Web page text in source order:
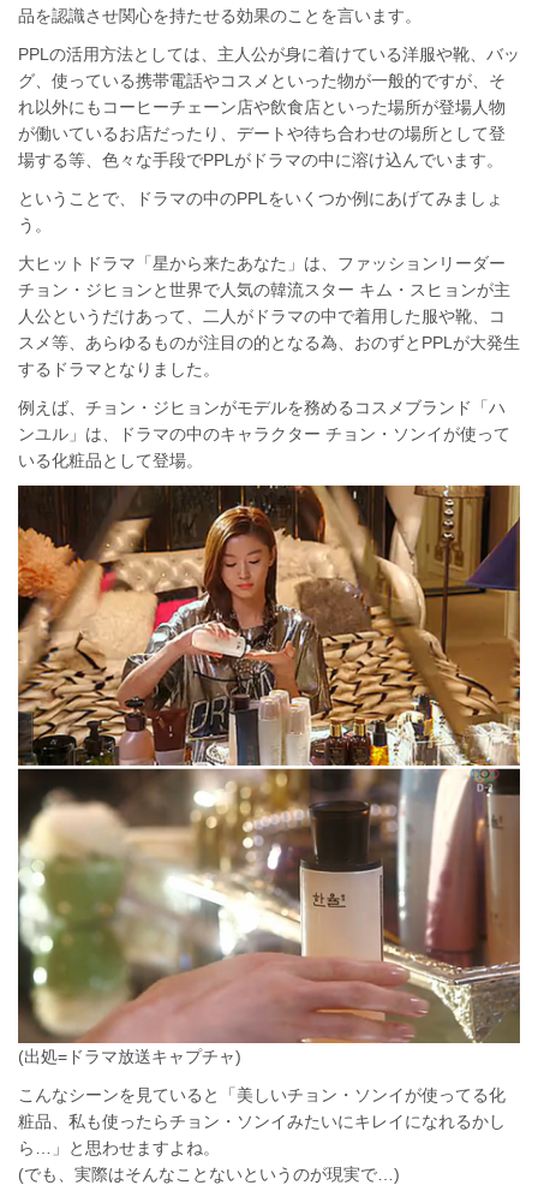
品を認識させ関心を持たせる効果のことを言います。
PPLの活用方法としては、主人公が身に着けている洋服や靴、バッ
グ、使っている携帯電話やコスメといった物が一般的ですが、そ
れ以外にもコーヒーチェーン店や飲食店といった場所が登場人物
が働いているお店だったり、デートや待ち合わせの場所として登
場する等、色々な手段でPPLがドラマの中に溶け込んでいます。
ということで、ドラマの中のPPLをいくつか例にあげてみましょ
う。
大ヒットドラマ「星から来たあなた」は、ファッションリーダー
チョン・ジヒョンと世界で人気の韓流スター キム・スヒョンが主
人公というだけあって、二人がドラマの中で着用した服や靴、コ
スメ等、あらゆるものが注目の的となる為、おのずとPPLが大発生
するドラマとなりました。
例えば、チョン・ジヒョンがモデルを務めるコスメブランド「ハ
ンユル」は、ドラマの中のキャラクター チョン・ソンイが使って
いる化粧品として登場。
(出処=ドラマ放送キャプチャ)
こんなシーンを見ていると「美しいチョン・ソンイが使ってる化
粧品、私も使ったらチョン・ソンイみたいにキレイになれるかし
ら…」と思わせますよね。
(でも、実際はそんなことないというのが現実で…)